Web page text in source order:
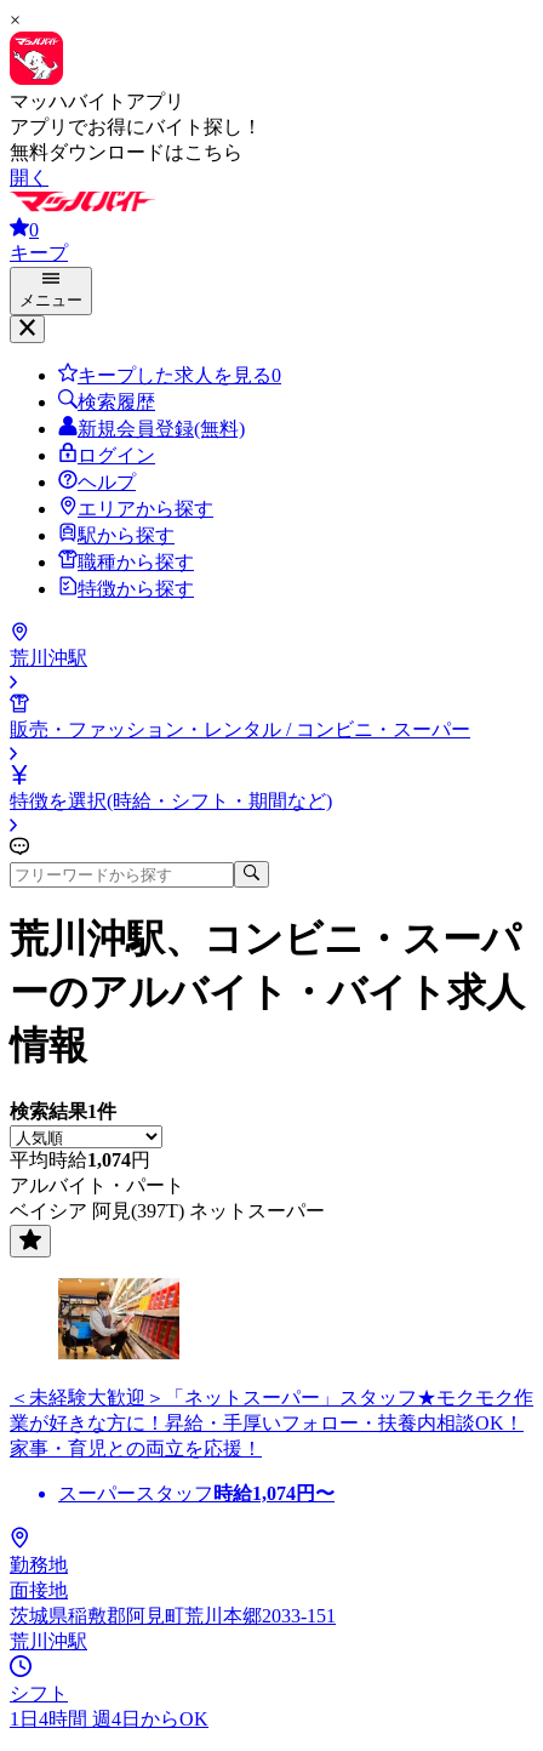
×
マッハバイトアプリ
アプリでお得にバイト探し！
無料ダウンロードはこちら
開く
0
キープ
メニュー
キープした求人を見る0
検索履歴
新規会員登録(無料)
ログイン
ヘルプ
エリアから探す
駅から探す
職種から探す
特徴から探す
荒川沖駅
販売・ファッション・レンタル / コンビニ・スーパー
特徴を選択(時給・シフト・期間など)
荒川沖駅、コンビニ・スーパ
ーのアルバイト・バイト求人
情報
検索結果1件
平均時給1,074円
アルバイト・パート
ベイシア 阿見(397T) ネットスーパー
＜未経験大歓迎＞「ネットスーパー」スタッフ★モクモク作
業が好きな方に！昇給・手厚いフォロー・扶養内相談OK！
家事・育児との両立を応援！
スーパースタッフ 時給1,074円〜
勤務地
面接地
茨城県稲敷郡阿見町荒川本郷2033-151
荒川沖駅
シフト
1日4時間 週4日からOK